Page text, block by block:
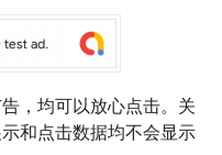
，均可以放心点击。关
和点击数据均不会显示